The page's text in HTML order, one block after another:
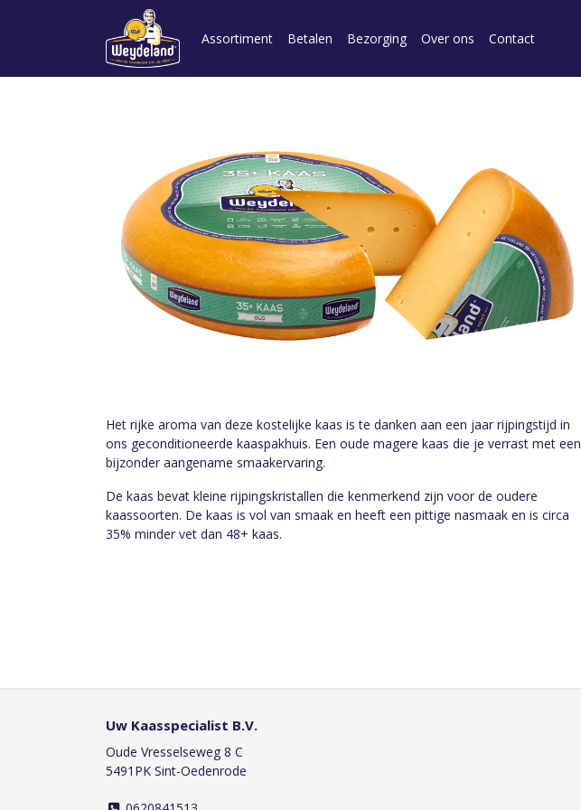
Assortiment Betalen Bezorging Over ons Contact
Het rijke aroma van deze kostelijke kaas is te danken aan een jaar rijpingstijd in
ons geconditioneerde kaaspakhuis. Een oude magere kaas die je verrast met een
bijzonder aangename smaakervaring.
De kaas bevat kleine rijpingskristallen die kenmerkend zijn voor de oudere
kaassoorten. De kaas is vol van smaak en heeft een pittige nasmaak en is circa
35% minder vet dan 48+ kaas.
Uw Kaasspecialist B.V.
Oude Vresselseweg 8 C
5491PK Sint-Oedenrode